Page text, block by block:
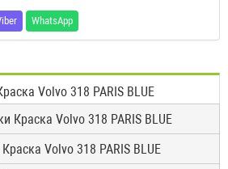
WhatsApp
Volvo 318 PARIS BLUE
Краска Volvo 318 PARIS BLUE
Volvo 318 PARIS BLUE